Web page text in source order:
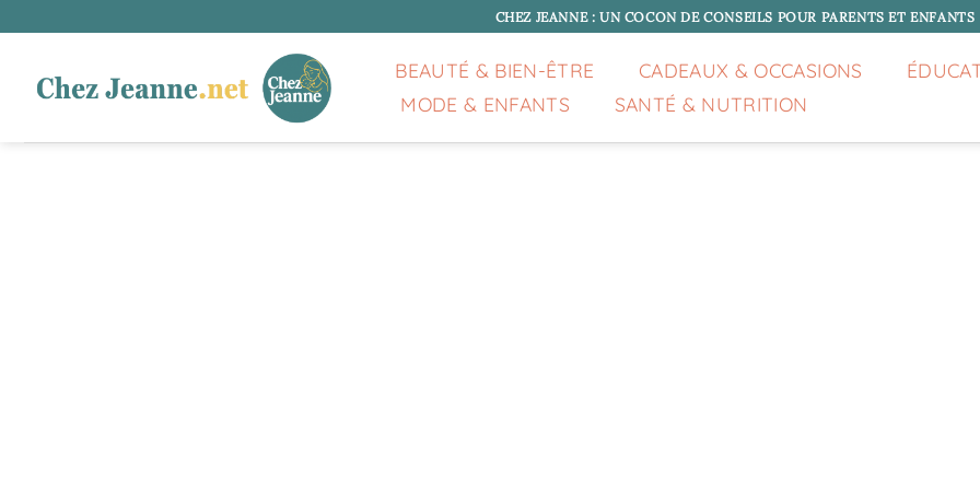
au
CHEZ JEANNE : UN COCON DE CONSEILS POUR PARENTS ET ENFANTS
BEAUTÉ & BIEN-ÊTRE CADEAUX & OCCASIONS
MODE & ENFANTS
SANTÉ & NUTRITION